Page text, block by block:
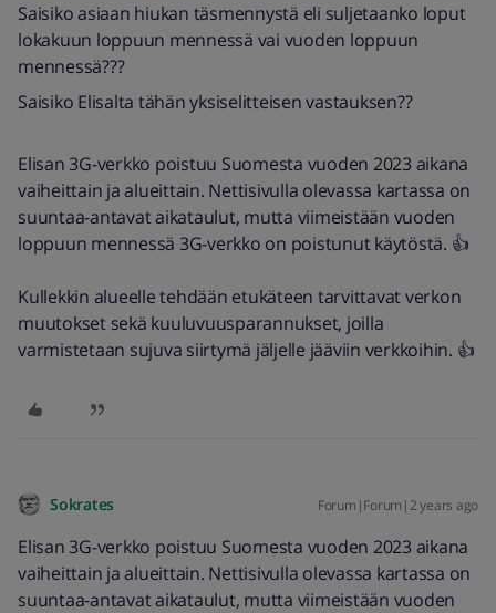
Saisiko asiaan hiukan täsmennystä eli suljetaanko loput
lokakuun loppuun mennessä vai vuoden loppuun
mennessä???
Saisiko Elisalta tähän yksiselitteisen vastauksen??
Elisan 3G-verkko poistuu Suomesta vuoden 2023 aikana
vaiheittain ja alueittain. Nettisivulla olevassa kartassa on
suuntaa-antavat aikataulut, mutta viimeistään vuoden
loppuun mennessä 3G-verkko on poistunut käytöstä. 👍
Kullekkin alueelle tehdään etukäteen tarvittavat verkon
muutokset sekä kuuluvuusparannukset, joilla
varmistetaan sujuva siirtymä jäljelle jääviin verkkoihin. 👍
Sokrates Forum|Forum|2 years ago
Elisan 3G-verkko poistuu Suomesta vuoden 2023 aikana
vaiheittain ja alueittain. Nettisivulla olevassa kartassa on
suuntaa-antavat aikataulut, mutta viimeistään vuoden